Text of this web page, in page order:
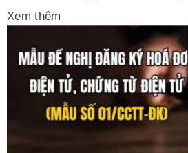
xây dựng. Trong bài viết dưới đây,
Xem thêm